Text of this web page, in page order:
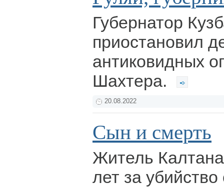
Губернатор
приостановил
антиковидных
Шахтера.
20.08.2022
Сын и смерть
Житель
лет за